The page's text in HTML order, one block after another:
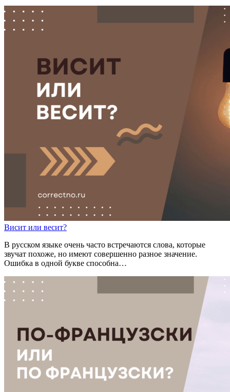
Висит или весит?
В русском языке очень часто встречаются слова, которые
звучат похоже, но имеют совершенно разное значение.
Ошибка в одной букве способна…